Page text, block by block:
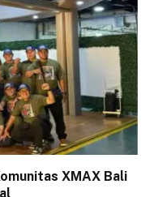
XMAX Bali